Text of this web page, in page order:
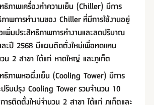
ธิภาพเครื่องทำความเย็น (Chiller) มีการ
าพการทำงานของ Chiller ที่มีการใช้งานอยู่
เพิ่มประสิทธิภาพการทำงานและลดปริมาณ
ละปี 2568 มีแผนติดตั้งใหม่เพื่อทดแทน
วน 2 สาขา ได้แก่ หาดใหญ่ และภูเก็ต
ธิภาพหอผึ่งเย็น (Cooling Tower) มีการ
รับปรุง Cooling Tower รวมจำนวน 10
ารติดตั้งใหม่จำนวน 2 สาขา ได้แก่ ภูเก็ตและ